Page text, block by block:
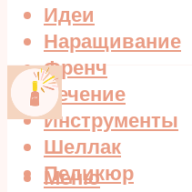
Идеи
Наращивание
Френч
Лечение
Инструменты
Шеллак
Педикюр
Меню